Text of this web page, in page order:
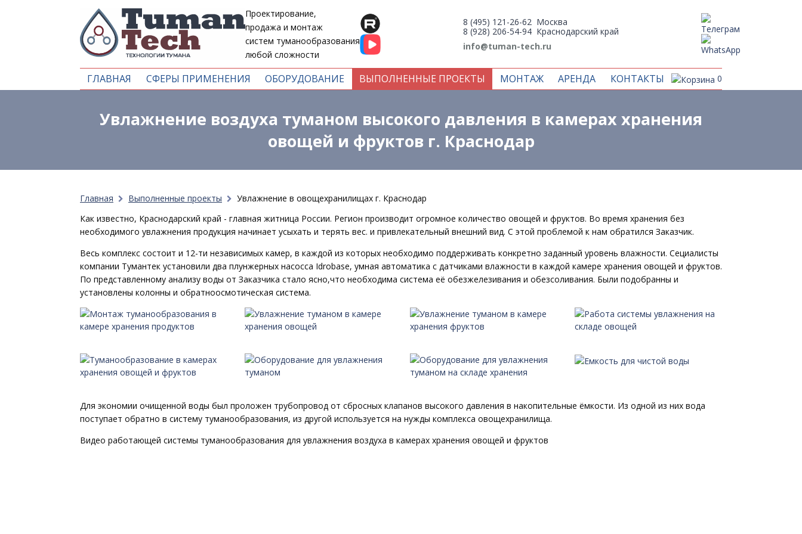
Проектирование,
продажа и монтаж
систем туманообразования
любой сложности
8 (495) 121-26-62 Москва
8 (928) 206-54-94 Краснодарский край
info@tuman-tech.ru
ГЛАВНАЯ СФЕРЫ ПРИМЕНЕНИЯ ОБОРУДОВАНИЕ ВЫПОЛНЕННЫЕ ПРОЕКТЫ МОНТАЖ АРЕНДА КОНТАКТЫ 0
Увлажнение воздуха туманом высокого давления в камерах хранения
овощей и фруктов г. Краснодар
Главная Выполненные проекты
Увлажнение в овощехранилищах г. Краснодар
Как известно, Краснодарский край - главная житница России. Регион производит огромное количество овощей и фруктов. Во время хранения без
необходимого увлажнения продукция начинает усыхать и терять вес. и привлекательный внешний вид. С этой проблемой к нам обратился Заказчик.
Весь комплекс состоит и 12-ти независимых камер, в каждой из которых необходимо поддерживать конкретно заданный уровень влажности. Сециалисты
компании Тумантек установили два плунжерных насосса Idrobase, умная автоматика с датчиками влажности в каждой камере хранения овощей и фруктов.
По представленному анализу воды от Заказчика стало ясно,что необходима система её обезжелезивания и обезсоливания. Были подобранны и
установлены колонны и обратноосмотическая система.
Для экономии очищенной воды был проложен трубопровод от сбросных клапанов высокого давления в накопительные ёмкости. Из одной из них вода
поступает обратно в систему туманообразования, из другой используется на нужды комплекса овощехранилища.
Видео работающей системы туманообразования для увлажнения воздуха в камерах хранения овощей и фруктов